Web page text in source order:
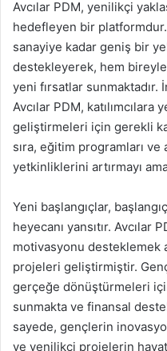
Avcılar PDM, yenilikçi
hedefleyen bir
sanayiye kadar geniş bir
destekleyerek, hem
yeni fırsatlar
Avcılar PDM,
geliştirmeleri için gerekli
sıra, eğitim programları
yetkinliklerini artırmayı
Yeni başlangıçlar,
heyecanı yansıtır. Avcılar
motivasyonu desteklemek
projeleri geliştirmiştir.
gerçeğe dönüştürmeleri
sunmakta ve finansal
sayede, gençlerin
ve yenilikçi projelerin